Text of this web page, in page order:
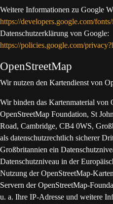
Weitere Informationen zu Google
https://developers.google.com/
Datenschutzerklärung von Google:
https://policies.google.com/
OpenStreetMap
Wir nutzen den Kartendienst von
Wir binden das Kartenmaterial von
OpenStreetMap Foundation, St
Road, Cambridge, CB4 0WS,
als datenschutzrechtlich sicherer
Großbritannien ein
Datenschutzniveau in der
Nutzung der OpenStreetMap-
Servern der OpenStreetMap-
u. a. Ihre IP-Adresse und weitere